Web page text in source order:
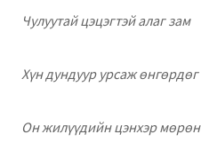
Чулуутай цэцэгтэй алаг зам
Хүн дундуур урсаж өнгөрдөг
Он жилүүдийн цэнхэр мөрөн